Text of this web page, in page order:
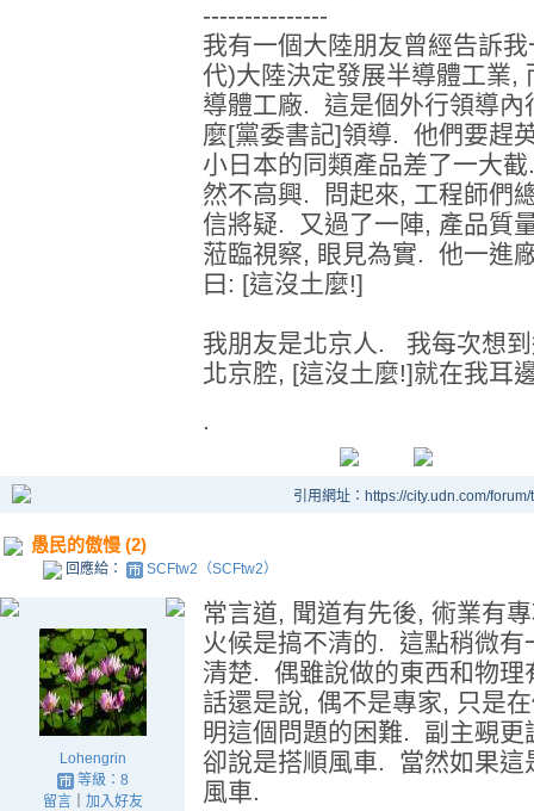
---------------
我有一個大陸朋友曾經告訴
代)大陸決定發展半導體工業,
導體工廠. 這是個外行領導內
麼[黨委書記]領導. 他們要趕
小日本的同類產品差了一大
然不高興. 問起來, 工程師們
信將疑. 又過了一陣, 產品質
蒞臨視察, 眼見為實. 他一進
曰: [這沒土麼!]
我朋友是北京人. 我每次想
北京腔, [這沒土麼!]就在我耳
.
引用網址：https://city.udn.com/
愚民的傲慢 (2)
回應給： SCFtw2（SCFtw2）
Lohengrin
等級：8
留言｜ 加入好友
常言道, 聞道有先後, 術業有
火候是搞不清的. 這點稍微
清楚. 偶雖說做的東西和物理
話還是說, 偶不是專家, 只是
明這個問題的困難. 副主覡
卻說是搭順風車. 當然如果這
風車.